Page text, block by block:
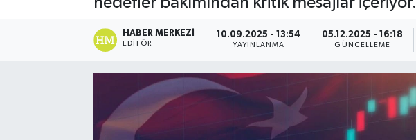
HABER MERKEZI
EDITÖR
10.09.2025 - 13:54
YAYINLANMA
05.12.2025 - 16:18
GÜNCELLEME